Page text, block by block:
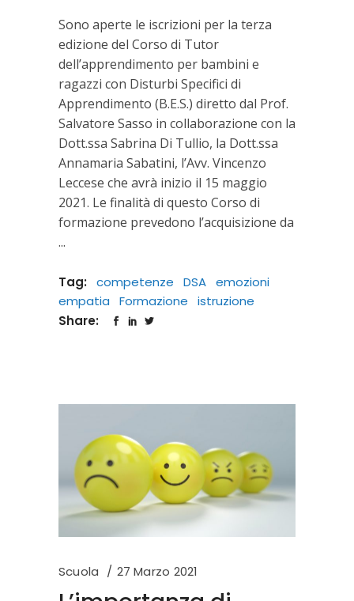
Sono aperte le iscrizioni per la terza
edizione del Corso di Tutor
dell’apprendimento per bambini e
ragazzi con Disturbi Specifici di
Apprendimento (B.E.S.) diretto dal Prof.
Salvatore Sasso in collaborazione con la
Dott.ssa Sabrina Di Tullio, la Dott.ssa
Annamaria Sabatini, l’Avv. Vincenzo
Leccese che avrà inizio il 15 maggio
2021. Le finalità di questo Corso di
formazione prevedono l’acquisizione da
Tag: competenze DSA emozioni
empatia
Formazione
istruzione
Share:
Scuola 27 Marzo 2021